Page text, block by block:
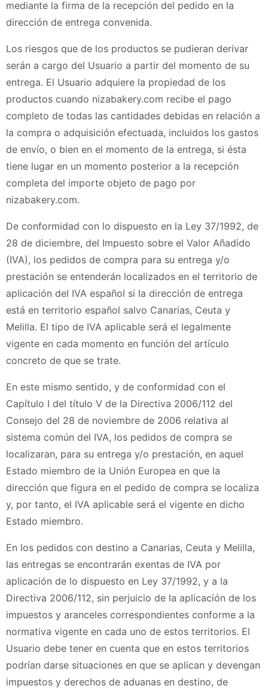
mediante la firma de la recepción del pedido en la
dirección de entrega convenida.
Los riesgos que de los productos se pudieran derivar
serán a cargo del Usuario a partir del momento de su
entrega. El Usuario adquiere la propiedad de los
productos cuando nizabakery.com recibe el pago
completo de todas las cantidades debidas en relación a
la compra o adquisición efectuada, incluidos los gastos
de envío, o bien en el momento de la entrega, si ésta
tiene lugar en un momento posterior a la recepción
completa del importe objeto de pago por
nizabakery.com.
De conformidad con lo dispuesto en la Ley 37/1992, de
28 de diciembre, del Impuesto sobre el Valor Añadido
(IVA), los pedidos de compra para su entrega y/o
prestación se entenderán localizados en el territorio de
aplicación del IVA español si la dirección de entrega
está en territorio español salvo Canarias, Ceuta y
Melilla. El tipo de IVA aplicable será el legalmente
vigente en cada momento en función del artículo
concreto de que se trate.
En este mismo sentido, y de conformidad con el
Capítulo I del título V de la Directiva 2006/112 del
Consejo del 28 de noviembre de 2006 relativa al
sistema común del IVA, los pedidos de compra se
localizaran, para su entrega y/o prestación, en aquel
Estado miembro de la Unión Europea en que la
dirección que figura en el pedido de compra se localiza
y, por tanto, el IVA aplicable será el vigente en dicho
Estado miembro.
En los pedidos con destino a Canarias, Ceuta y Melilla,
las entregas se encontrarán exentas de IVA por
aplicación de lo dispuesto en Ley 37/1992, y a la
Directiva 2006/112, sin perjuicio de la aplicación de los
impuestos y aranceles correspondientes conforme a la
normativa vigente en cada uno de estos territorios. El
Usuario debe tener en cuenta que en estos territorios
podrían darse situaciones en que se aplican y devengan
impuestos y derechos de aduanas en destino, de